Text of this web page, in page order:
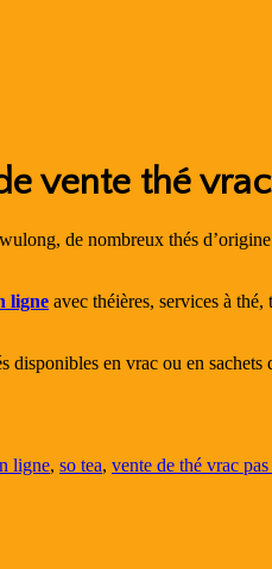
vente thé
de nombreux thés
ligne avec théières, services à thé,
disponibles en vrac ou en
ligne, so tea, vente de thé vrac